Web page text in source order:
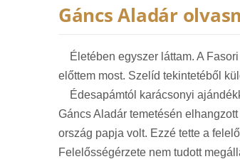
Gáncs Aladár
Életében egyszer láttam. A
előttem most. Szelíd tekintetéből
Édesapámtól karácsonyi
Gáncs Aladár temetésén
ország papja volt. Ezzé tette a
Felelősségérzete nem tudott